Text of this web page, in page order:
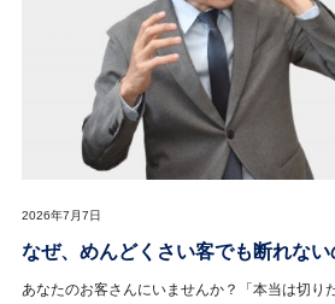
2026年7月7日
なぜ、めんどくさい客でも断れない
あなたのお客さんにいませんか？「本当は切り